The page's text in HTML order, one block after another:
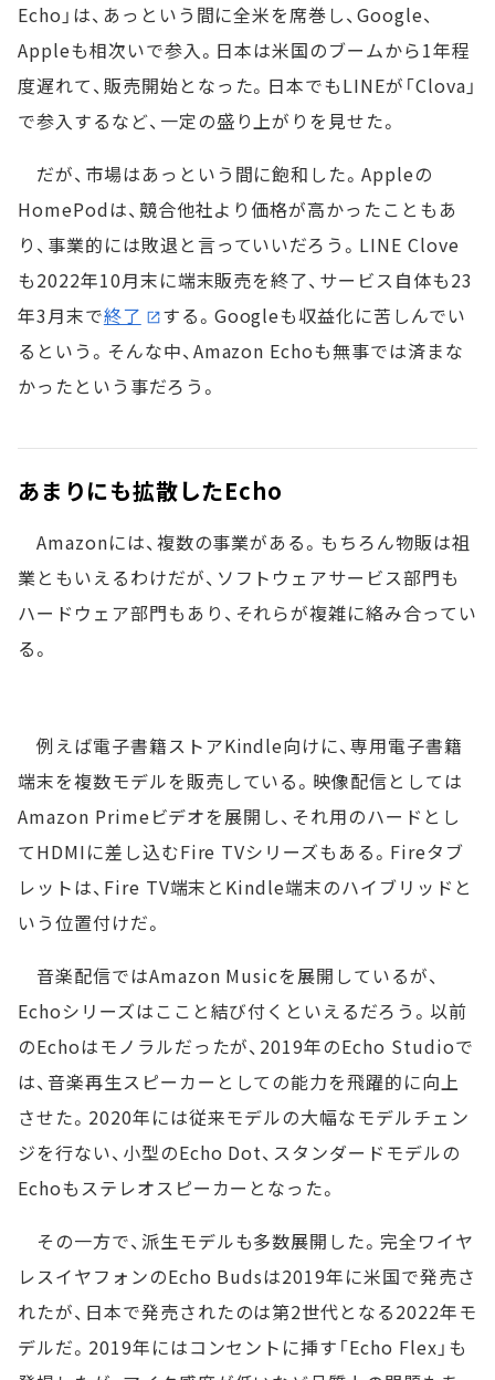
Echo」は、あっという間に全米を席巻し、Google、
Appleも相次いで参入。日本は米国のブームから1年程
度遅れて、販売開始となった。日本でもLINEが「Clova」
で参入するなど、一定の盛り上がりを見せた。
だが、市場はあっという間に飽和した。Appleの
HomePodは、競合他社より価格が高かったこともあ
り、事業的には敗退と言っていいだろう。LINE Clove
も2022年10月末に端末販売を終了、サービス自体も23
年3月末で終了
する。Googleも収益化に苦しんでい
るという。そんな中、Amazon Echoも無事では済まな
かったという事だろう。
あまりにも拡散したEcho
Amazonには、複数の事業がある。もちろん物販は祖
業ともいえるわけだが、ソフトウェアサービス部門も
ハードウェア部門もあり、それらが複雑に絡み合ってい
る。
例えば電子書籍ストアKindle向けに、専用電子書籍
端末を複数モデルを販売している。映像配信としては
Amazon Primeビデオを展開し、それ用のハードとし
てHDMIに差し込むFire TVシリーズもある。Fireタブ
レットは、Fire TV端末とKindle端末のハイブリッドと
いう位置付けだ。
音楽配信ではAmazon Musicを展開しているが、
Echoシリーズはここと結び付くといえるだろう。以前
のEchoはモノラルだったが、2019年のEcho Studioで
は、音楽再生スピーカーとしての能力を飛躍的に向上
させた。2020年には従来モデルの大幅なモデルチェン
ジを行ない、小型のEcho Dot、スタンダードモデルの
Echoもステレオスピーカーとなった。
その一方で、派生モデルも多数展開した。完全ワイヤ
レスイヤフォンのEcho Budsは2019年に米国で発売さ
れたが、日本で発売されたのは第2世代となる2022年モ
デルだ。2019年にはコンセントに挿す「Echo Flex」も